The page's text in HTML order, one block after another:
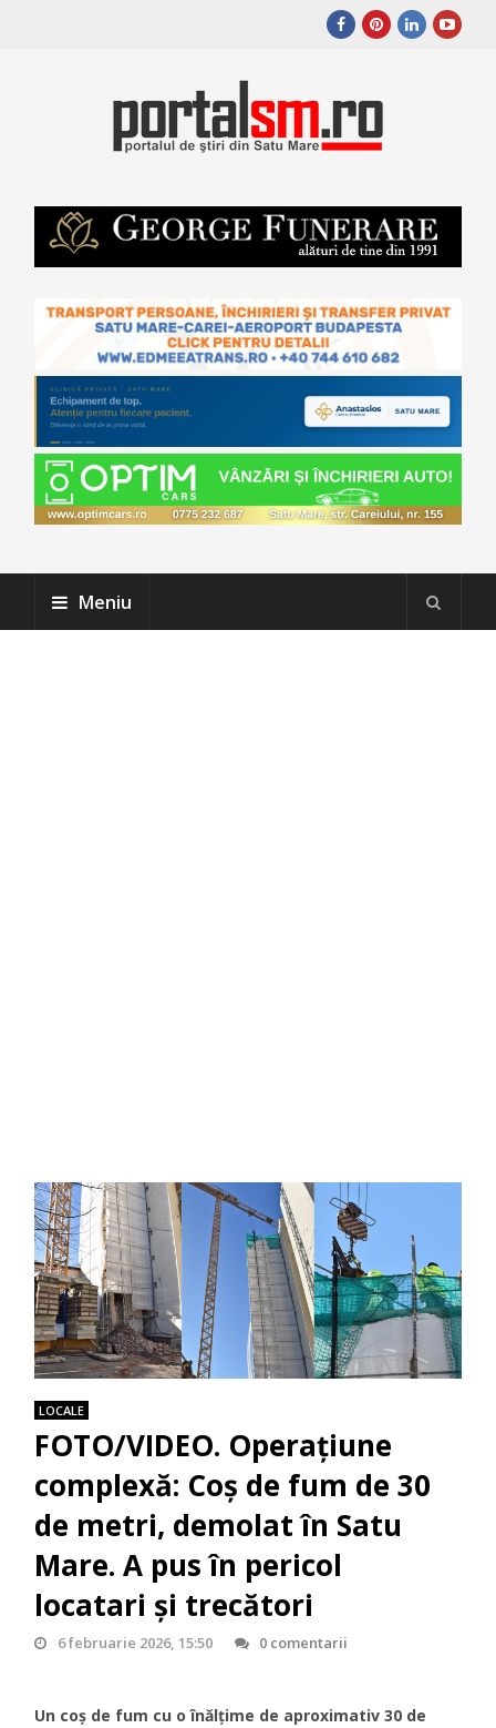
Meniu
LOCALE
FOTO/VIDEO. Operațiune
complexă: Coș de fum de 30
de metri, demolat în Satu
Mare. A pus în pericol
locatari și trecători
6 februarie 2026, 15:50 0 comentarii
Un coș de fum cu o înălțime de aproximativ 30 de